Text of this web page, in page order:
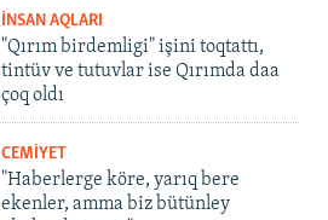
İNSAN AQLARI
"Qırım birdemligi" işini toqtattı,
tintüv ve tutuvlar ise Qırımda daa
çoq oldı
CEMİYET
"Haberlerge köre, yarıq bere
ekenler, amma biz bütünley